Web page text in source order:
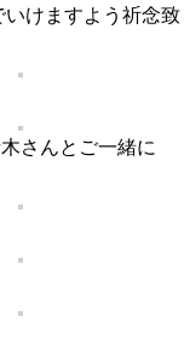
けますよう祈念
さんとご一緒に